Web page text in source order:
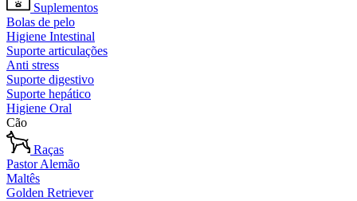
Suplementos
Bolas de pelo
Higiene Intestinal
Suporte articulações
Anti stress
Suporte digestivo
Suporte hepático
Higiene Oral
Cão
Raças
Pastor Alemão
Maltês
Golden Retriever